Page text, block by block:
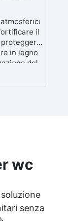
il
in legno
del
riprisitini e
wc
senza